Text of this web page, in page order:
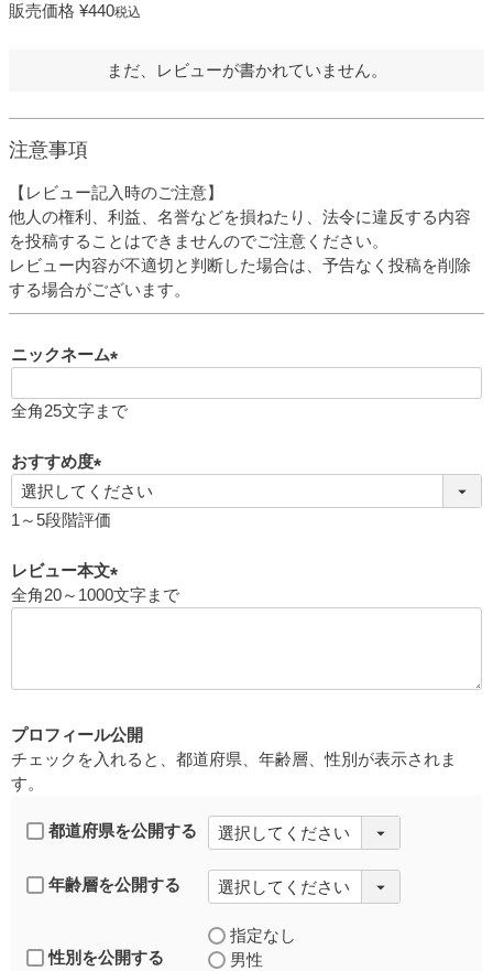
販売価格 ¥440税込
まだ、レビューが書かれていません。
注意事項
【レビュー記入時のご注意】
他人の権利、利益、名誉などを損ねたり、法令に違反する内容
を投稿することはできませんのでご注意ください。
レビュー内容が不適切と判断した場合は、予告なく投稿を削除
する場合がございます。
ニックネーム
必
全角25文字まで
おすすめ度
(
必
)
1～5段階評価
レビュー本文
(
全角20～1000文字まで
プロフィール公開
チェックを入れると、都道府県、年齢層、性別が表示されま
す。
都道府県を公開する
年齢層を公開する
性別を公開する
指定なし
男性